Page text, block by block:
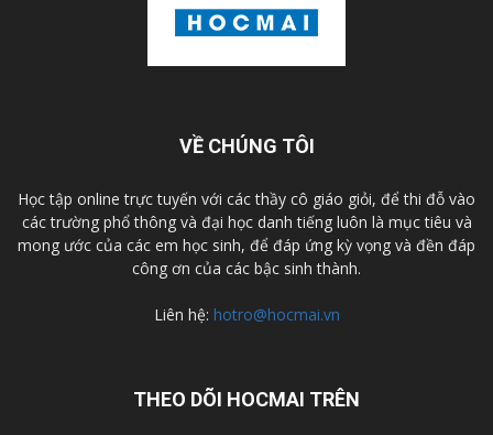
VỀ CHÚNG TÔI
Học tập online trực tuyến với các thầy cô giáo giỏi, để thi đỗ vào
các trường phổ thông và đại học danh tiếng luôn là mục tiêu và
mong ước của các em học sinh, để đáp ứng kỳ vọng và đền đáp
công ơn của các bậc sinh thành.
Liên hệ: hotro@hocmai.vn
THEO DÕI HOCMAI TRÊN